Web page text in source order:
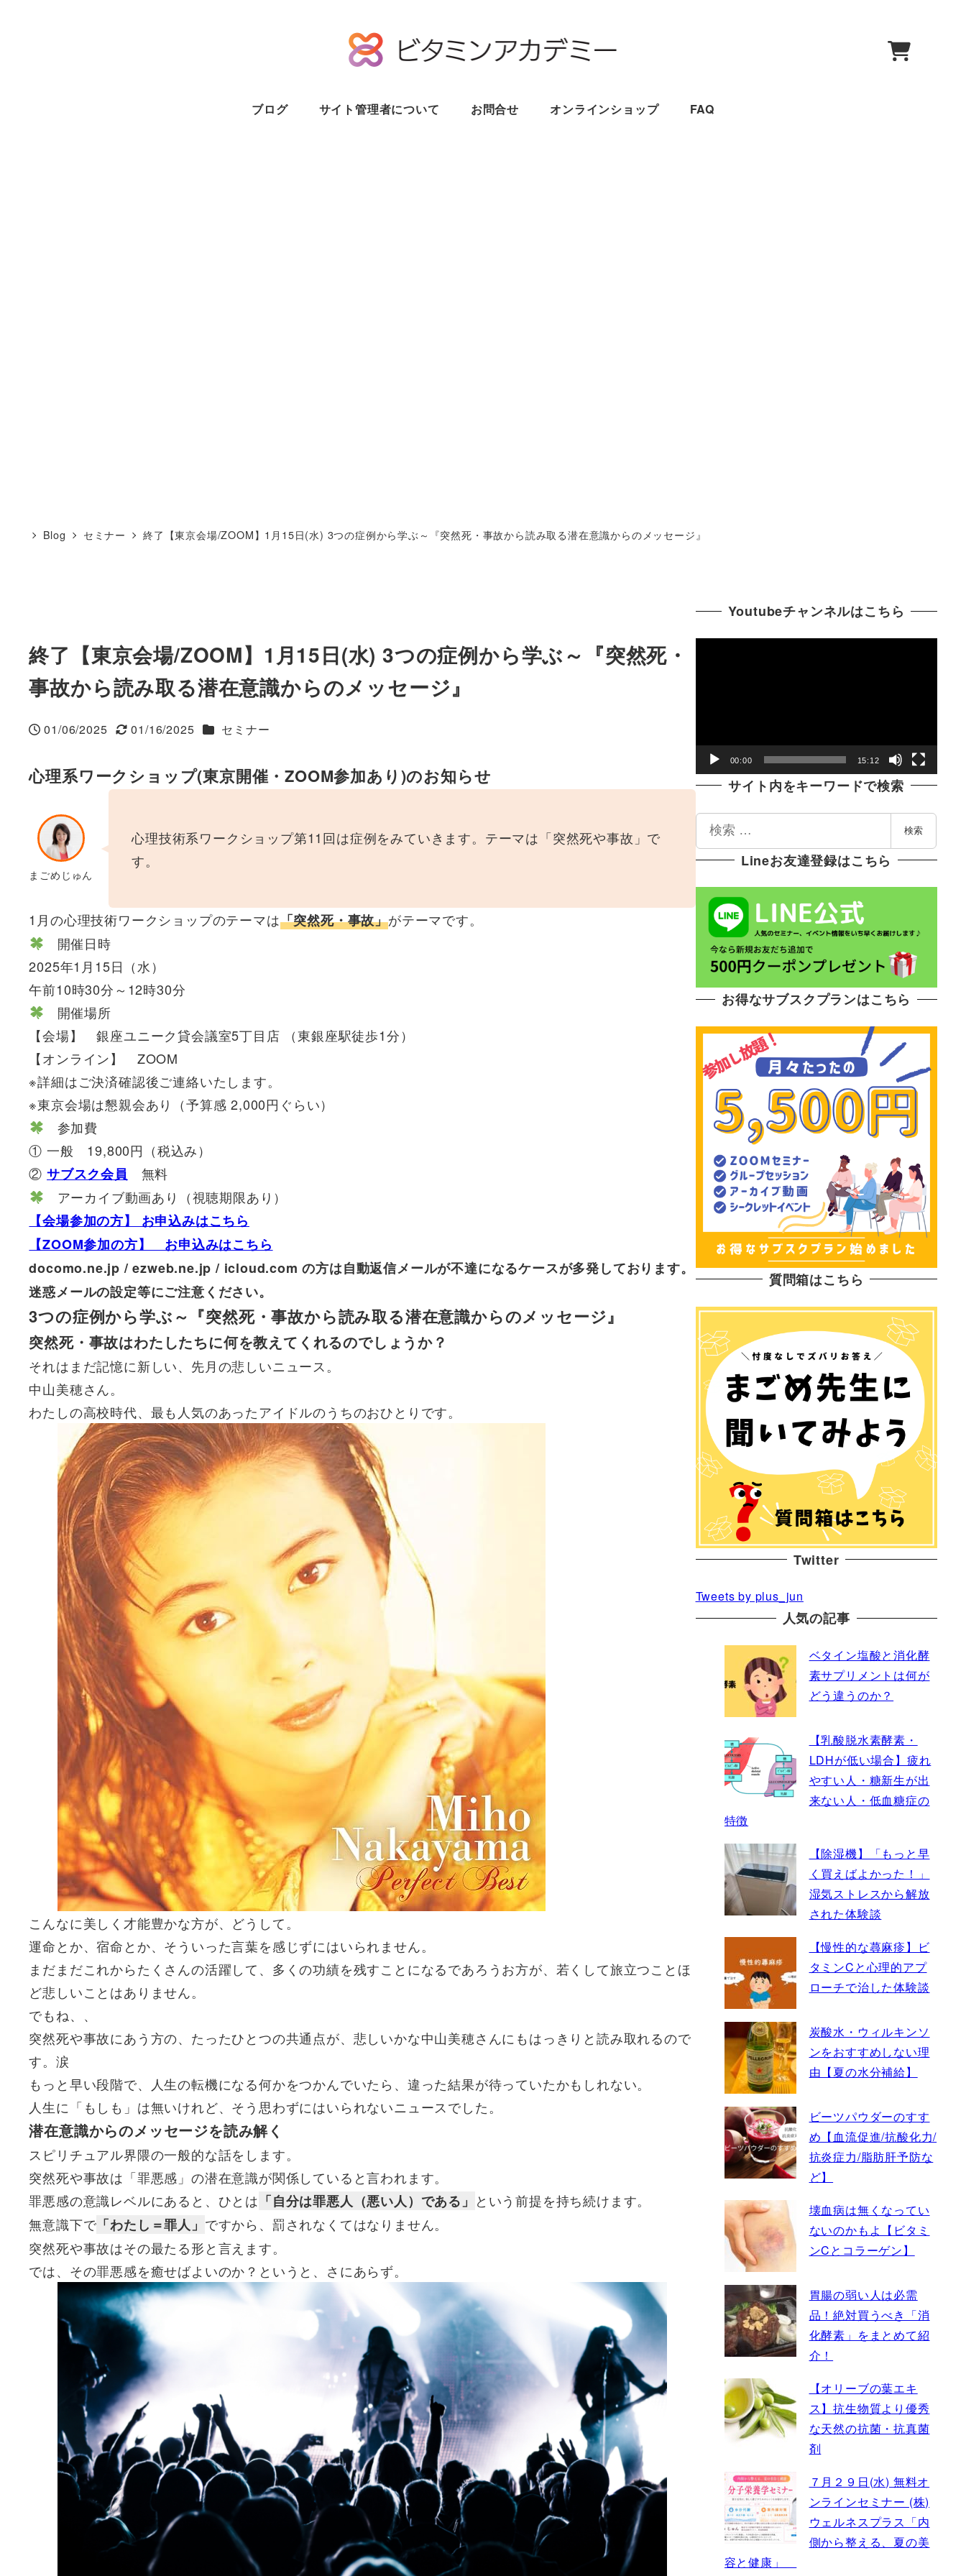
ブログ サイト管理者について お問合せ オンラインショップ FAQ
Blog セミナー 終了【東京会場/ZOOM】1月15日(水) 3つの症例から学ぶ～『突然死・事故から読み取る潜在意識からのメッセージ』
終了【東京会場/ZOOM】1月15日(水) 3つの症例から学ぶ～『突然死・
事故から読み取る潜在意識からのメッセージ』
投稿日
01/06/2025
更新日
01/16/2025 カテゴリー
セミナー
心理系ワークショップ(東京開催・ZOOM参加あり)のお知らせ
まごめじゅん
心理技術系ワークショップ第11回は症例をみていきます。テーマは「突然死や事故」で
す。
1月の心理技術ワークショップのテーマは「突然死・事故」がテーマです。
開催日時
2025年1月15日（水）
午前10時30分～12時30分
開催場所
【会場】 銀座ユニーク貸会議室5丁目店 （東銀座駅徒歩1分）
【オンライン】 ZOOM
※詳細はご決済確認後ご連絡いたします。
※東京会場は懇親会あり（予算感 2,000円ぐらい）
参加費
① 一般 19,800円（税込み）
② サブスク会員 無料
アーカイブ動画あり（視聴期限あり）
【会場参加の方】 お申込みはこちら
【ZOOM参加の方】 お申込みはこちら
docomo.ne.jp / ezweb.ne.jp / icloud.com の方は自動返信メールが不達になるケースが多発しております。
迷惑メールの設定等にご注意ください。
3つの症例から学ぶ～『突然死・事故から読み取る潜在意識からのメッセージ』
突然死・事故はわたしたちに何を教えてくれるのでしょうか？
それはまだ記憶に新しい、先月の悲しいニュース。
中山美穂さん。
わたしの高校時代、最も人気のあったアイドルのうちのおひとりです。
こんなに美しく才能豊かな方が、どうして。
運命とか、宿命とか、そういった言葉を感じずにはいられません。
まだまだこれからたくさんの活躍して、多くの功績を残すことになるであろうお方が、若くして旅立つことほ
ど悲しいことはありません。
でもね、、
突然死や事故にあう方の、たったひとつの共通点が、悲しいかな中山美穂さんにもはっきりと読み取れるので
す。涙
もっと早い段階で、人生の転機になる何かをつかんでいたら、違った結果が待っていたかもしれない。
人生に「もしも」は無いけれど、そう思わずにはいられないニュースでした。
潜在意識からのメッセージを読み解く
スピリチュアル界隈の一般的な話をします。
突然死や事故は「罪悪感」の潜在意識が関係していると言われます。
罪悪感の意識レベルにあると、ひとは 「自分は罪悪人（悪い人）である」 という前提を持ち続けます。
無意識下で 「わたし＝罪人」 ですから、罰されなくてはなりません。
突然死や事故はその最たる形と言えます。
では、その罪悪感を癒せばよいのか？というと、さにあらず。
Youtubeチャンネルはこちら
ヤ
00:00 15:12
サイト内をキーワードで検索
検
検索
Lineお友達登録はこちら
お得なサブスクプランはこちら
質問箱はこちら
Twitter
Tweets by plus_jun
人気の記事
ベタイン塩酸と消化酵
素サプリメントは何が
どう違うのか？
【乳酸脱水素酵素・
LDHが低い場合】疲れ
やすい人・糖新生が出
来ない人・低血糖症の
特徴
【除湿機】「もっと早
く買えばよかった！」
湿気ストレスから解放
された体験談
【慢性的な蕁麻疹】ビ
タミンCと心理的アプ
ローチで治した体験談
炭酸水・ウィルキンソ
ンをおすすめしない理
由【夏の水分補給】
ビーツパウダーのすす
め【血流促進/抗酸化力/
抗炎症力/脂肪肝予防な
ど】
壊血病は無くなってい
ないのかもよ【ビタミ
ンCとコラーゲン】
胃腸の弱い人は必需
品！絶対買うべき「消
化酵素」をまとめて紹
介！
【オリーブの葉エキ
ス】抗生物質より優秀
な天然の抗菌・抗真菌
剤
７月２９日(水) 無料オ
ンラインセミナー (株)
ウェルネスプラス「内
側から整える、夏の美
容と健康」